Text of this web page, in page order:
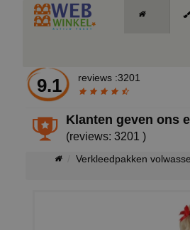
9.1 reviews :3201
Klanten geven ons
(reviews: 3201 )
Verkleedpakken